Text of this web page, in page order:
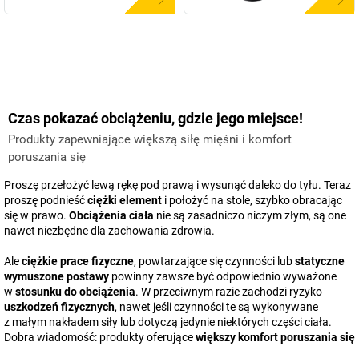
Czas pokazać obciążeniu, gdzie jego miejsce!
Produkty zapewniające większą siłę mięśni i komfort
poruszania się
Proszę przełożyć lewą rękę pod prawą i wysunąć daleko do tyłu. Teraz
proszę podnieśćciężki element i położyć na stole, szybko obracając
się w prawo. Obciążenia ciała nie są zasadniczo niczym złym, są one
nawet niezbędne dla zachowania zdrowia.
Aleciężkie prace fizyczne, powtarzające się czynności lubstatyczne
wymuszone postawy powinny zawsze być odpowiednio wyważone
w stosunku do obciążenia. W przeciwnym razie zachodzi ryzyko
uszkodzeń fizycznych, nawet jeśli czynności te są wykonywane
z małym nakładem siły lub dotyczą jedynie niektórych części ciała.
Dobra wiadomość: produkty oferującewiększy komfort poruszania się